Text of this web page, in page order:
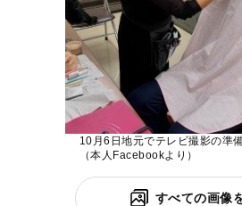
10月6日地元でテレビ撮影の準
（本人Facebookより）
すべての画像